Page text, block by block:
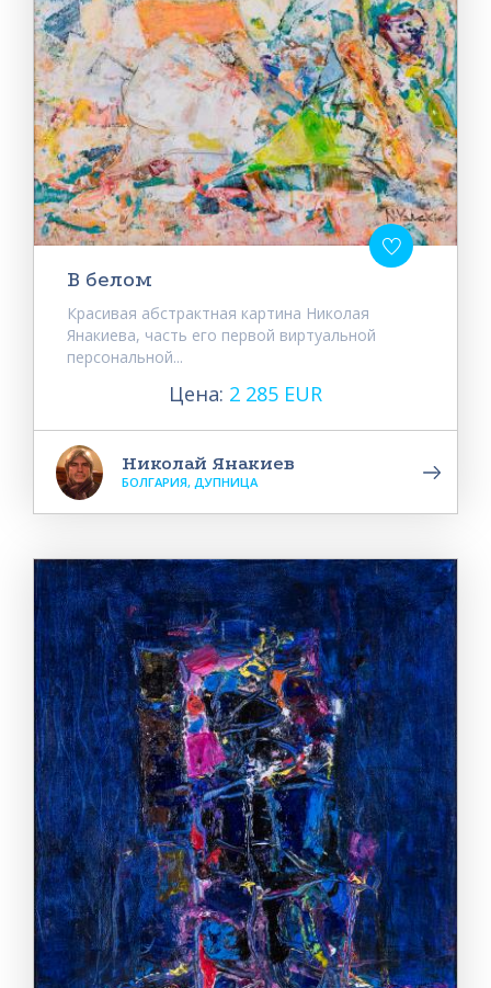
В белом
Красивая абстрактная картина Николая
Янакиева, часть его первой виртуальной
персональной...
Цена: 2 285 EUR
Николай Янакиев
БОЛГАРИЯ, ДУПНИЦА